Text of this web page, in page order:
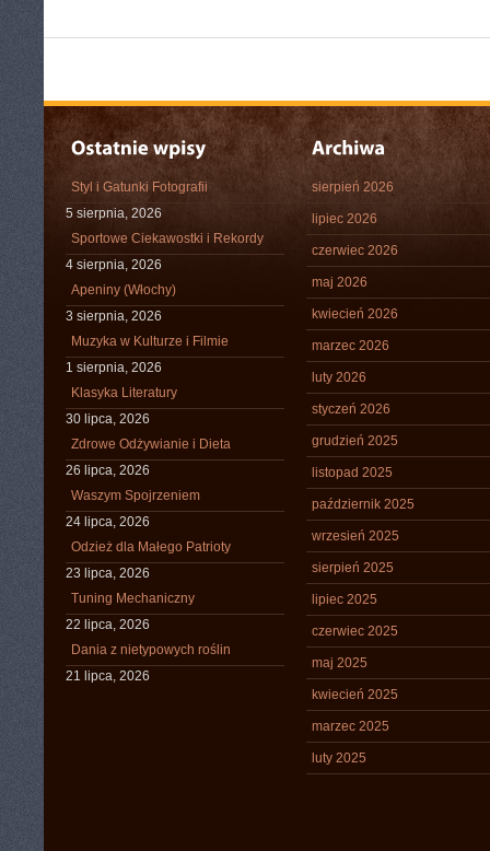
Styl i Gatunki Fotografii
5 sierpnia, 2026
Sportowe Ciekawostki i Rekordy
4 sierpnia, 2026
Apeniny (Włochy)
3 sierpnia, 2026
Muzyka w Kulturze i Filmie
1 sierpnia, 2026
Klasyka Literatury
30 lipca, 2026
Zdrowe Odżywianie i Dieta
26 lipca, 2026
Waszym Spojrzeniem
24 lipca, 2026
Odzież dla Małego Patrioty
23 lipca, 2026
Tuning Mechaniczny
22 lipca, 2026
Dania z nietypowych roślin
21 lipca, 2026
sierpień 2026
lipiec 2026
czerwiec 2026
maj 2026
kwiecień 2026
marzec 2026
luty 2026
styczeń 2026
grudzień 2025
listopad 2025
październik 2025
wrzesień 2025
sierpień 2025
lipiec 2025
czerwiec 2025
maj 2025
kwiecień 2025
marzec 2025
luty 2025